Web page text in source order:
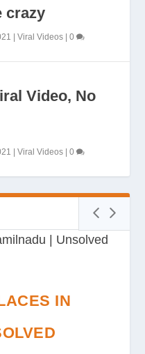
crazy
|Viral Videos |0
Video, No
|Viral Videos |0
IN